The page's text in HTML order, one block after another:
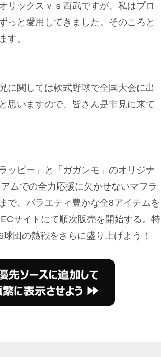
リックスｖｓ西武ですが、私はプロ
っと愛用してきました。そのころと
す。
に関しては軟式野球で全国大会に出
思いますので、皆さん是非見に来て
ッピー」と「ガガンモ」のオリジナ
ムでの全力応援に欠かせないマフラ
で、バラエティ豊かな全8アイテムを
サイトにて順次販売を開始する。特
団の熱戦をさらに盛り上げよう！